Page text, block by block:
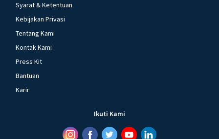
Syarat & Ketentuan
Kebijakan Privasi
Tentang Kami
Kontak Kami
Press Kit
Bantuan
Karir
Ikuti Kami